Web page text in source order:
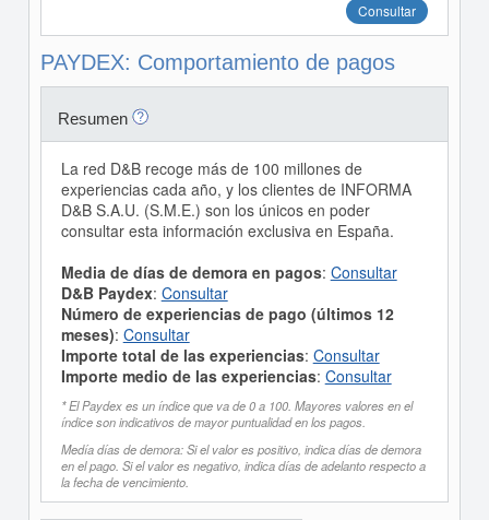
Consultar
PAYDEX: Comportamiento de pagos
Resumen
La red D&B recoge más de 100 millones de
experiencias cada año, y los clientes de INFORMA
D&B S.A.U. (S.M.E.) son los únicos en poder
consultar esta información exclusiva en España.
Media de días de demora en pagos: Consultar
D&B Paydex: Consultar
Número de experiencias de pago (últimos 12
meses): Consultar
Importe total de las experiencias: Consultar
Importe medio de las experiencias: Consultar
* El Paydex es un índice que va de 0 a 100. Mayores valores en el
índice son indicativos de mayor puntualidad en los pagos.
Medía días de demora: Si el valor es positivo, indica días de demora
en el pago. Si el valor es negativo, indica días de adelanto respecto a
la fecha de vencimiento.